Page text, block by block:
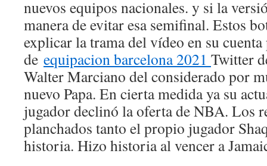
nuevos equipos nacionales. y si la
manera de evitar esa semifinal. Estos
explicar la trama del vídeo en su cuenta
de equipacion barcelona 2021 Twitter
Walter Marciano del considerado por
nuevo Papa. En cierta medida ya su
jugador declinó la oferta de NBA. Los
planchados tanto el propio jugador
historia. Hizo historia al vencer a